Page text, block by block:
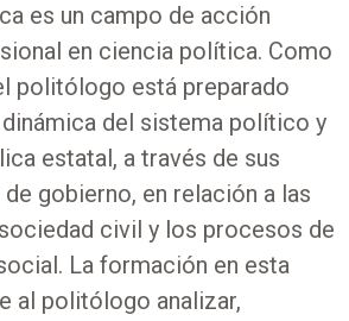
es un campo de acción
en ciencia política. Como
politólogo está preparado
del sistema político y
estatal, a través de sus
gobierno, en relación a las
civil y los procesos de
La formación en esta
al politólogo analizar,